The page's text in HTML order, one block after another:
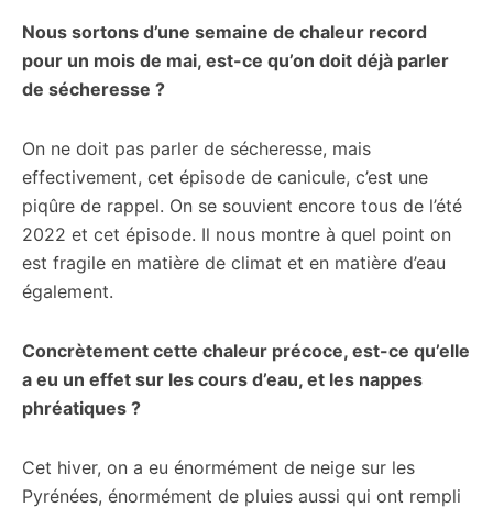
Nous sortons d’une semaine de chaleur record
pour un mois de mai, est-ce qu’on doit déjà parler
de sécheresse ?
On ne doit pas parler de sécheresse, mais
effectivement, cet épisode de canicule, c’est une
piqûre de rappel. On se souvient encore tous de l’été
2022 et cet épisode. Il nous montre à quel point on
est fragile en matière de climat et en matière d’eau
également.
Concrètement cette chaleur précoce, est-ce qu’elle
a eu un effet sur les cours d’eau, et les nappes
phréatiques ?
Cet hiver, on a eu énormément de neige sur les
Pyrénées, énormément de pluies aussi qui ont rempli